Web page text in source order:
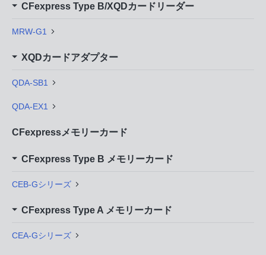
CFexpress Type B/XQDカードリーダー
MRW-G1
XQDカードアダプター
QDA-SB1
QDA-EX1
CFexpressメモリーカード
CFexpress Type B メモリーカード
CEB-Gシリーズ
CFexpress Type A メモリーカード
CEA-Gシリーズ